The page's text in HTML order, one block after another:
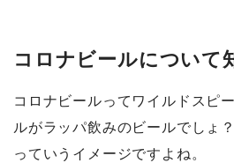
コロナビールについて
コロナビールってワイルドスピ
ルがラッパ飲みのビールでしょ？
っていうイメージですよね。